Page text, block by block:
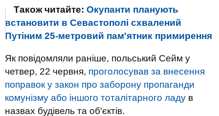
Також читайте: Окупанти планують
встановити в Севастополі схвалений
Путіним 25-метровий пам'ятник примирення
Як повідомляли раніше, польський Сейм у
четвер, 22 червня, проголосував за внесення
поправок у закон про заборону пропаганди
комунізму або іншого тоталітарного ладу в
назвах будівель та об'єктів.